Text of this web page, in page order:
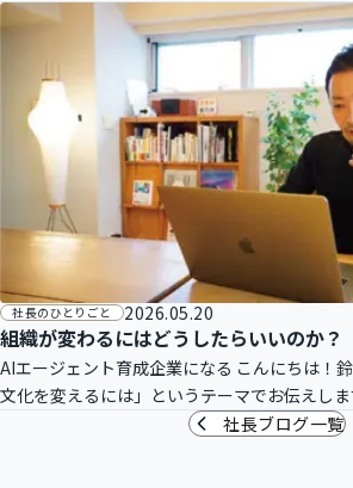
一線の方々の講義は刺激的で、より実践のイ
組織が変わるにはどうしたらいいのか？
AIエージェント育成企業になる こんにちは！
文化を変えるには」というテーマでお伝えし
期に渡り力を発揮し続ける方法は一つしかあ
社長のひとりごと 2026.05.20
社長ブログ一覧